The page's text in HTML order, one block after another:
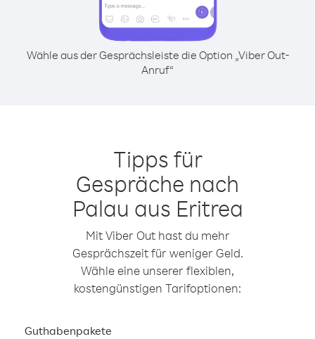
Wähle aus der Gesprächsleiste die Option „Viber Out-
Anruf“
Tipps für
Gespräche nach
Palau aus Eritrea
Mit Viber Out hast du mehr
Gesprächszeit für weniger Geld.
Wähle eine unserer flexiblen,
kostengünstigen Tarifoptionen:
Guthabenpakete